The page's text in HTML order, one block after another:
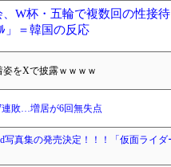
W杯・五輪で複数回の性接
」＝韓国の反応
姿をXで披露ｗｗｗｗ
敗…増居が6回無失点
写真集の発売決定！！！「仮面ライ